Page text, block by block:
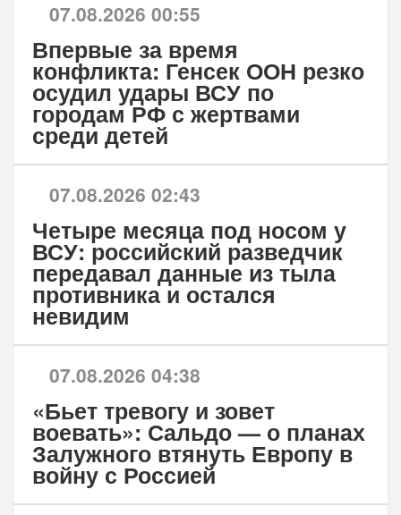
07.08.2026 00:55
Впервые за время
конфликта: Генсек ООН резко
осудил удары ВСУ по
городам РФ с жертвами
среди детей
07.08.2026 02:43
Четыре месяца под носом у
ВСУ: российский разведчик
передавал данные из тыла
противника и остался
невидим
07.08.2026 04:38
«Бьет тревогу и зовет
воевать»: Сальдо — о планах
Залужного втянуть Европу в
войну с Россией